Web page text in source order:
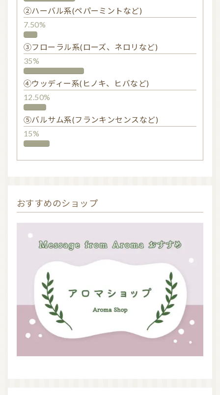
②ハーバル系(ペパーミントなど)
7.50%
③フローラル系(ローズ、ネロリなど)
35%
④ウッディー系(ヒノキ、ヒバなど)
12.50%
⑤バルサム系(フランキンセンスなど)
15%
おすすめのショップ